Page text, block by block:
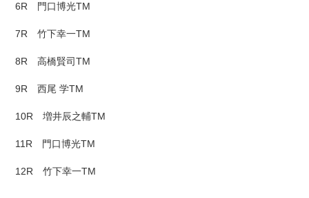
6R 門口博光TM
7R 竹下幸一TM
8R 高橋賢司TM
9R 西尾 学TM
10R 増井辰之輔TM
11R 門口博光TM
12R 竹下幸一TM